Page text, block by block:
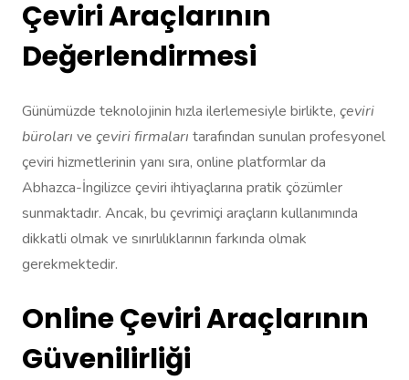
Çeviri Araçlarının
Değerlendirmesi
Günümüzde teknolojinin hızla ilerlemesiyle birlikte, çeviri
büroları ve çeviri firmaları tarafından sunulan profesyonel
çeviri hizmetlerinin yanı sıra, online platformlar da
Abhazca-İngilizce çeviri ihtiyaçlarına pratik çözümler
sunmaktadır. Ancak, bu çevrimiçi araçların kullanımında
dikkatli olmak ve sınırlılıklarının farkında olmak
gerekmektedir.
Online Çeviri Araçlarının
Güvenilirliği